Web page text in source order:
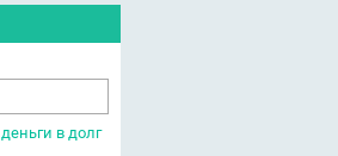
деньги в долг